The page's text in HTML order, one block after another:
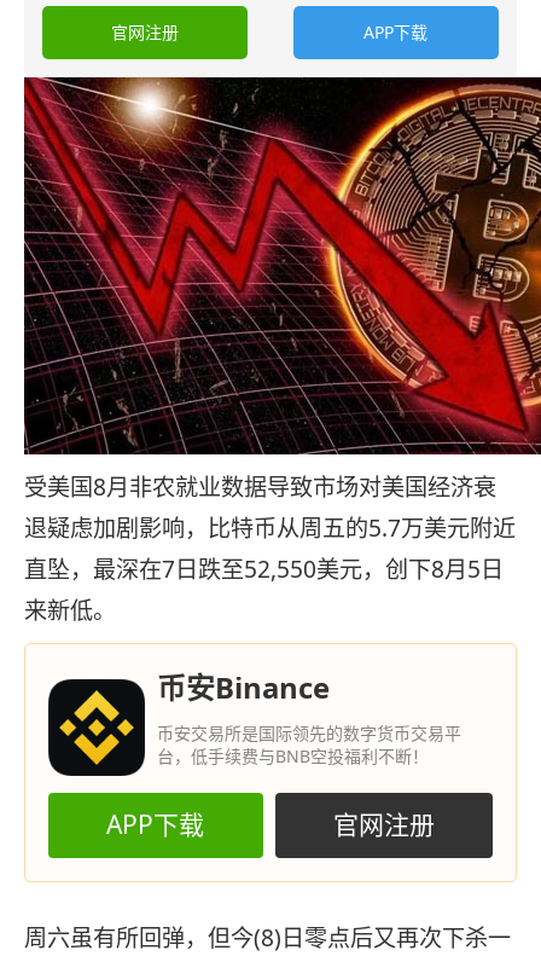
官网注册 APP下载
受美国8月非农就业数据导致市场对美国经济衰
退疑虑加剧影响，比特币从周五的5.7万美元附近
直坠，最深在7日跌至52,550美元，创下8月5日
来新低。
币安Binance
币安交易所是国际领先的数字货币交易平
台，低手续费与BNB空投福利不断！
APP下载 官网注册
周六虽有所回弹，但今(8)日零点后又再次下杀一